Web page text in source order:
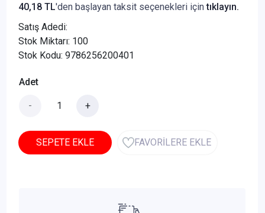
40,18 TL'den başlayan taksit seçenekleri içintıklayın.
Satış Adedi:
Stok Miktarı: 100
Stok Kodu: 9786256200401
Adet
- +
SEPETE EKLE FAVORİLERE EKLE